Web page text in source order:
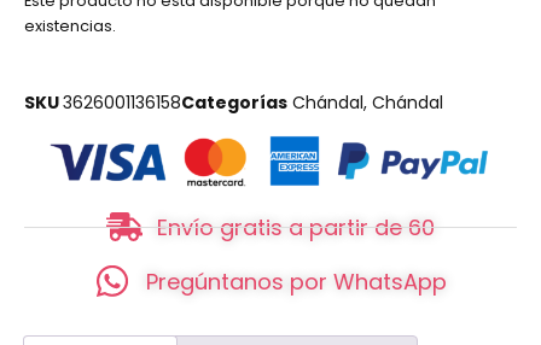
existencias.
SKU3626001136158Categorías Chándal, Chándal
Envío gratis a partir de 60
Pregúntanos por WhatsApp